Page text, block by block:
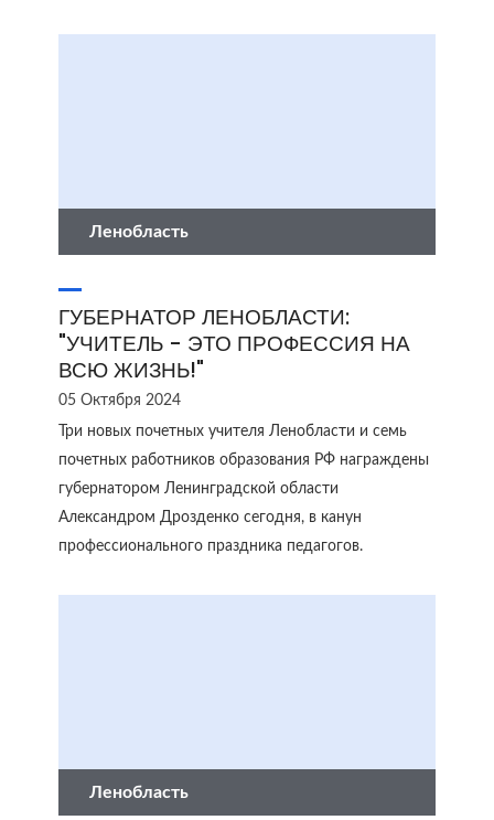
Ленобласть
ГУБЕРНАТОР ЛЕНОБЛАСТИ:
"УЧИТЕЛЬ - ЭТО ПРОФЕССИЯ НА
ВСЮ ЖИЗНЬ!"
05 Октября 2024
Три новых почетных учителя Ленобласти и семь
почетных работников образования РФ награждены
губернатором Ленинградской области
Александром Дрозденко сегодня, в канун
профессионального праздника педагогов.
Ленобласть